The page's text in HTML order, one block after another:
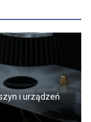
i urządzeń